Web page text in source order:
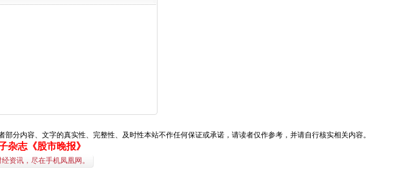
分内容、文字的真实性、完整性、及时性本站不作任何保证或承诺，请读者仅作参考，并请自行核实相关内容。
杂志《股市晚报》
资讯，尽在手机凤凰网。